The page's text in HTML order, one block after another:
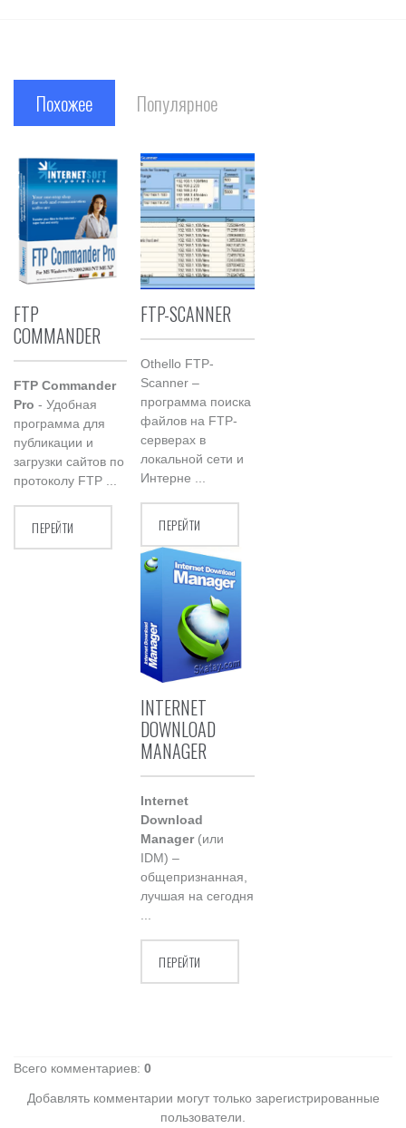
Похожее Популярное
FTP
COMMANDER
FTP Commander
Pro - Удобная
программа для
публикации и
загрузки сайтов по
протоколу FTP ...
ПЕРЕЙТИ
FTP-SCANNER
Othello FTP-
Scanner –
программа поиска
файлов на FTP-
серверах в
локальной сети и
Интерне ...
ПЕРЕЙТИ
INTERNET
DOWNLOAD
MANAGER
Internet
Download
Manager(или
IDM) –
общепризнанная,
лучшая на сегодня
ПЕРЕЙТИ
Всего комментариев: 0
Добавлять комментарии могут только зарегистрированные
пользователи.